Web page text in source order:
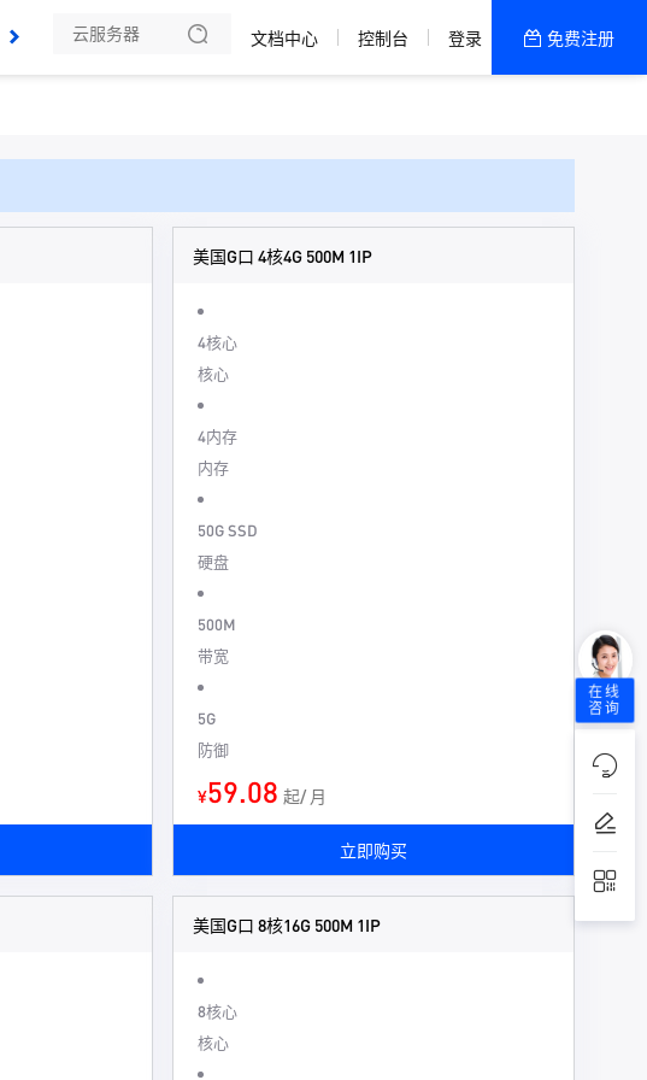
文档中心 控制台 登录 免费注册
美国G口 4核4G 500M 1IP
4核心
核心
4内存
内存
50G SSD
硬盘
500M
带宽
5G
防御
¥59.08 起/ 月
立即购买
美国G口 8核16G 500M 1IP
8核心
核心
在线
咨询